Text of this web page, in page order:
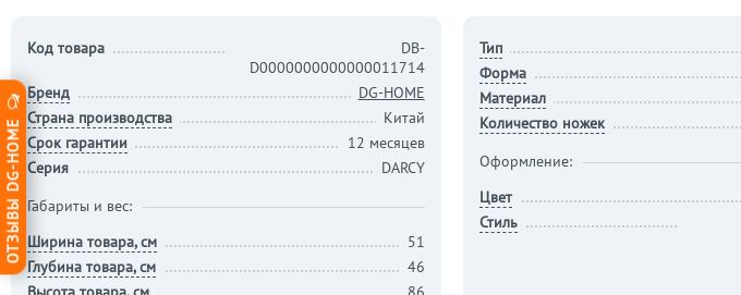
ОТЗЫВЫ DG-HOME
Код товара
DB-
D0000000000000011714
Бренд
DG-HOME
Страна производства
Китай
Срок гарантии
12 месяцев
Серия
DARCY
Габариты и вес:
Ширина товара, см
51
Глубина товара, см
46
Тип
Форма
Материал
Количество ножек
Оформление:
Цвет
Стиль